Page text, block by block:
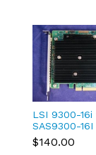
LSI 9300-
SAS9300-16I
Host Bus
25600-01B
$140.00